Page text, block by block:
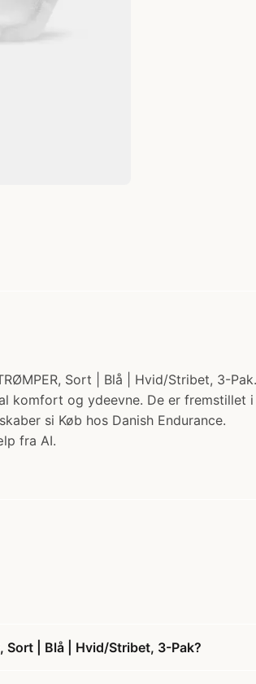
Sort | Blå | Hvid/Stribet, 3-
komfort og ydeevne. De er
si Køb hos Danish Endurance.
fra AI.
Sort | Blå | Hvid/Stribet, 3-Pak?